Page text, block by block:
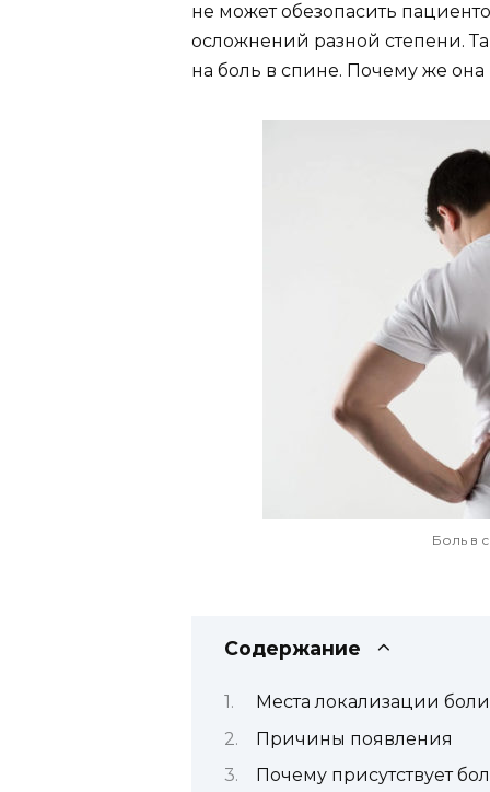
не может обезопасить
осложнений разной степени.
на боль в спине. Почему же она
Боль в
Содержание
Места локализации боли
Причины появления
Почему присутствует